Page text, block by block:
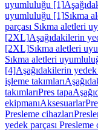
uyumluluğu [1]
uyumluluğu [1]Sıkma
parçası Sıkma aletleri
[2XL]Aşağıdakilerin
[2XL]Sıkma aletleri
Sıkma aletleri
[4]Aşağıdakilerin
işleme takımları
takımlarıPres tapa
ekipmanıAksesuarlar
Presleme cihazları
yedek parçası